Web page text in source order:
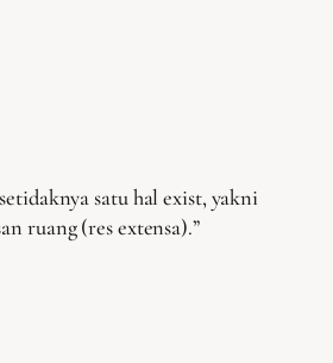
satu hal exist, yakni
ruang (res extensa).”